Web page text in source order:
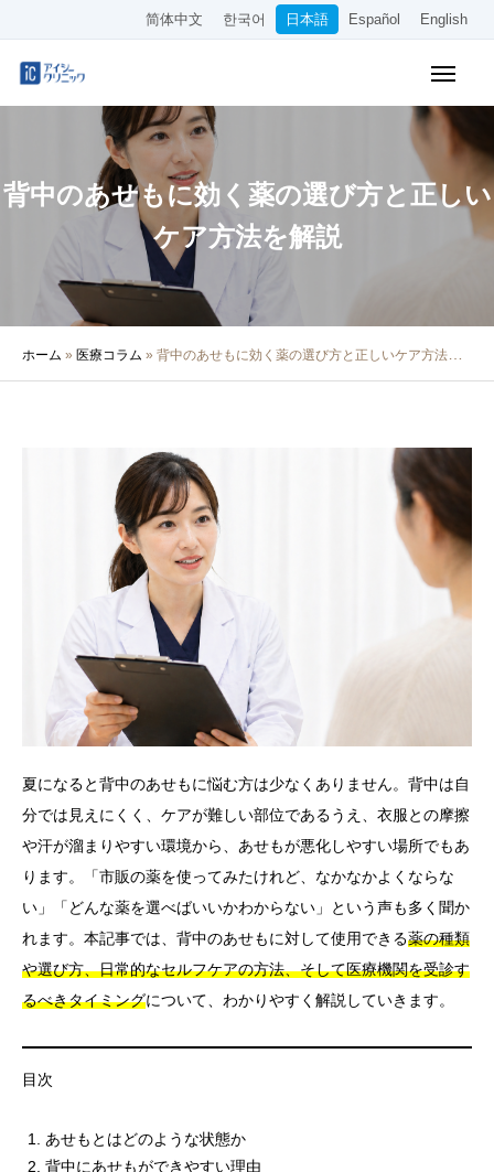
简体中文 한국어 日本語 Español English
背中のあせもに効く薬の選び方と正しい
ケア方法を解説
ホーム » 医療コラム » 背中のあせもに効く薬の選び方と正しいケア方法を解説
夏になると背中のあせもに悩む方は少なくありません。背中は自
分では見えにくく、ケアが難しい部位であるうえ、衣服との摩擦
や汗が溜まりやすい環境から、あせもが悪化しやすい場所でもあ
ります。「市販の薬を使ってみたけれど、なかなかよくならな
い」「どんな薬を選べばいいかわからない」という声も多く聞か
れます。本記事では、背中のあせもに対して使用できる薬の種類
や選び方、日常的なセルフケアの方法、そして医療機関を受診す
るべきタイミングについて、わかりやすく解説していきます。
目次
あせもとはどのような状態か
背中にあせもができやすい理由
アクセス
クリニック紹介
院長・医師の紹介
한국어 English